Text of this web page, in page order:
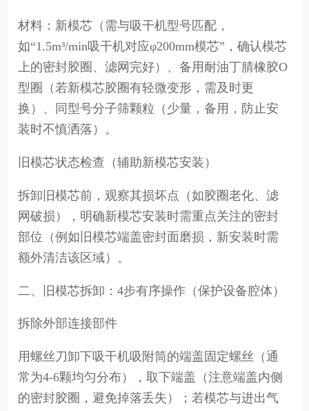
材料：新模芯（需与吸干机型号匹配，
如“1.5m³/min吸干机对应φ200mm模芯”，确认模芯
上的密封胶圈、滤网完好）、备用耐油丁腈橡胶O
型圈（若新模芯胶圈有轻微变形，需及时更
换）、同型号分子筛颗粒（少量，备用，防止安
装时不慎洒落）。
旧模芯状态检查（辅助新模芯安装）
拆卸旧模芯前，观察其损坏点（如胶圈老化、滤
网破损），明确新模芯安装时需重点关注的密封
部位（例如旧模芯端盖密封面磨损，新安装时需
额外清洁该区域）。
二、旧模芯拆卸：4步有序操作（保护设备腔体）
拆除外部连接部件
用螺丝刀卸下吸干机吸附筒的端盖固定螺丝（通
常为4-6颗均匀分布），取下端盖（注意端盖内侧
的密封胶圈，避免掉落丢失）；若模芯与进出气